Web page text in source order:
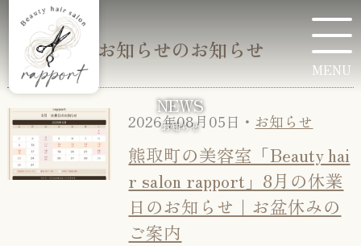
MENU
NEWS
お知らせ
お知らせのお知らせ
2026年08月05日・ お知らせ
熊取町の美容室「Beauty hai
r salon rapport」8月の休業
日のお知らせ｜お盆休みの
ご案内